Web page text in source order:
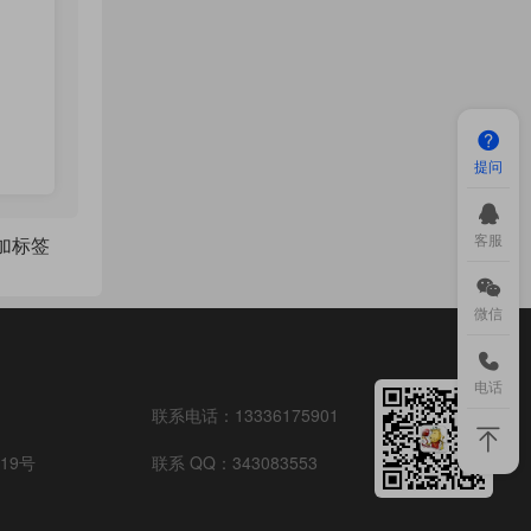
标签
号
联系电话： 13336175901
联系 QQ： 343083553
提问
客服
微信
电话